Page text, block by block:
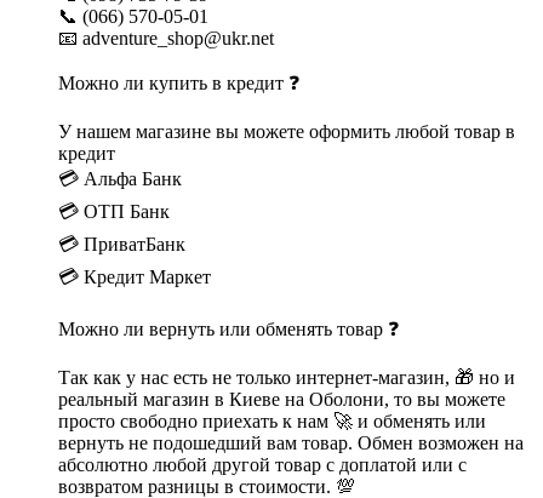
📞 (066) 570-05-01
📧 adventure_shop@ukr.net
Можно ли купить в кредит ❓
У нашем магазине вы можете оформить любой товар в
кредит
💳 Альфа Банк
💳 ОТП Банк
💳 ПриватБанк
💳 Кредит Маркет
Можно ли вернуть или обменять товар ❓
Так как у нас есть не только интернет-магазин, 🎁 но и
реальный магазин в Киеве на Оболони, то вы можете
просто свободно приехать к нам 🚀 и обменять или
вернуть не подошедший вам товар. Обмен возможен на
абсолютно любой другой товар с доплатой или с
возвратом разницы в стоимости. 💯